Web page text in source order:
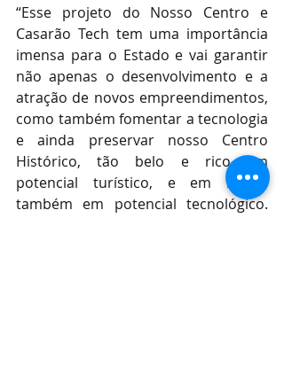
“Esse projeto do Nosso Centro e
Casarão Tech tem uma importância
imensa para o Estado e vai garantir
não apenas o desenvolvimento e a
atração de novos empreendimentos,
como também fomentar a tecnologia
e ainda preservar nosso Centro
Histórico, tão belo e rico em
potencial turístico, e em breve,
também em potencial tecnológico.